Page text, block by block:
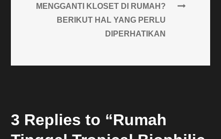
MENGGANTI KLOSET DI RUMAH?
BERIKUT HAL YANG PERLU
DIPERHATIKAN
3 Replies to “Rumah